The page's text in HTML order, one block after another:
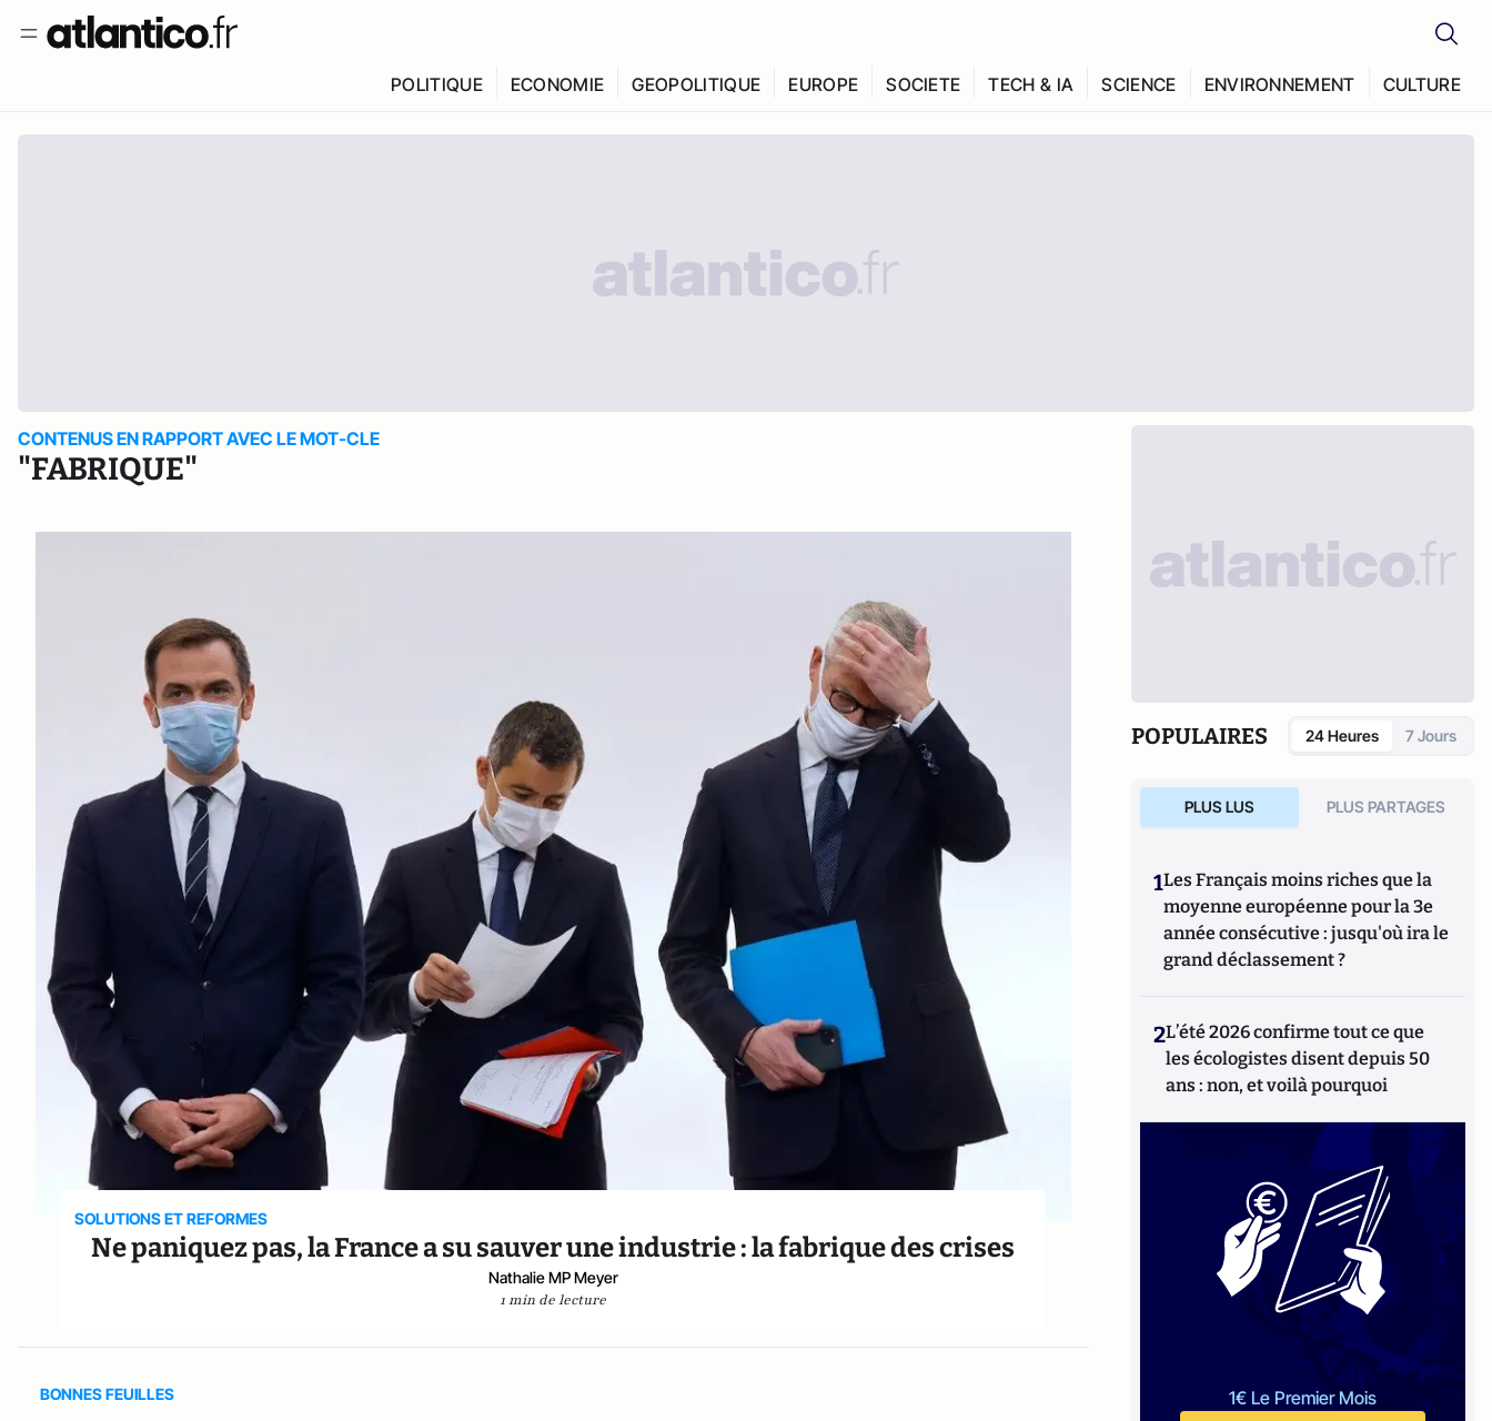
POLITIQUE ECONOMIE GEOPOLITIQUE EUROPE SOCIETE TECH & IA SCIENCE ENVIRONNEMENT CULTURE
CONTENUS EN RAPPORT AVEC LE MOT-CLE
"FABRIQUE"
SOLUTIONS ET REFORMES
Ne paniquez pas, la France a su sauver une industrie : la fabrique des crises
Nathalie MP Meyer
1 min de lecture
BONNES FEUILLES
POPULAIRES 24 Heures 7 Jours
PLUS LUS PLUS PARTAGES
1Les Français moins riches que la
moyenne européenne pour la 3e
année consécutive : jusqu'où ira le
grand déclassement ?
2L’été 2026 confirme tout ce que
les écologistes disent depuis 50
ans : non, et voilà pourquoi
1€ Le Premier Mois